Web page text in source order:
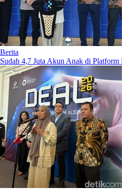
Berita
Sudah 4,7 Juta Akun Anak di